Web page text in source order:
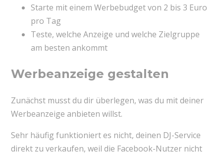
Starte mit einem Werbebudget von 2 bis 3 Euro
pro Tag
Teste, welche Anzeige und welche Zielgruppe
am besten ankommt
Werbeanzeige gestalten
Zunächst musst du dir überlegen, was du mit deiner
Werbeanzeige anbieten willst.
Sehr häufig funktioniert es nicht, deinen DJ-Service
direkt zu verkaufen, weil die Facebook-Nutzer nicht